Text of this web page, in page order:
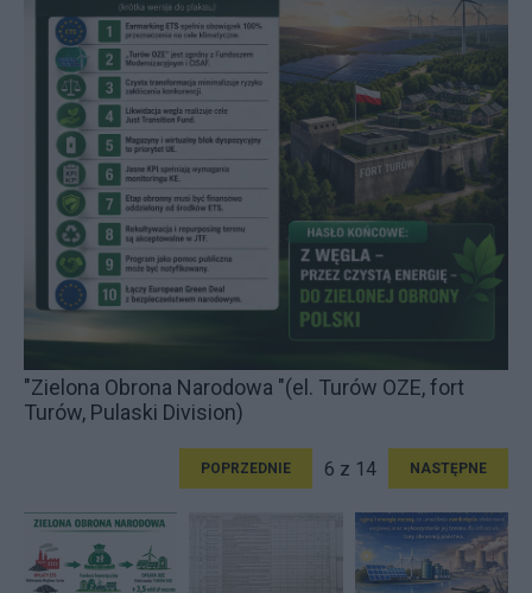
"Zielona Obrona Narodowa "(el. Turów OZE, fort
Turów, Pulaski Division)
POPRZEDNIE 6 z 14 NASTĘPNE